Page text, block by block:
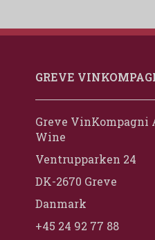
GREVE
Greve VinKompagni
Wine
Ventrupparken 24
DK-2670 Greve
Danmark
+45 24 92 77 88